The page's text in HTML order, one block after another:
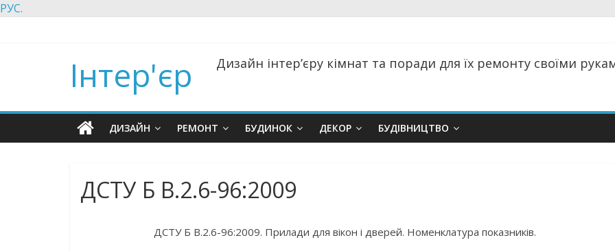
РУС.
Інтер'єр Дизайн інтер’єру кімнат та поради для їх ремонту своїми
ДИЗАЙН РЕМОНТ БУДИНОК ДЕКОР БУДІВНИЦТВО
ДСТУ Б В.2.6-96:2009
ДСТУ Б В.2.6-96:2009. Прилади для вікон і дверей. Номенклатура показників.